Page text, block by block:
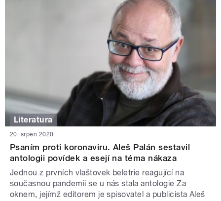
Literatura
20. srpen 2020
Psaním proti koronaviru. Aleš Palán sestavil
antologii povídek a esejí na téma nákaza
Jednou z prvních vlaštovek beletrie reagující na
současnou pandemii se u nás stala antologie Za
oknem, jejímž editorem je spisovatel a publicista Aleš